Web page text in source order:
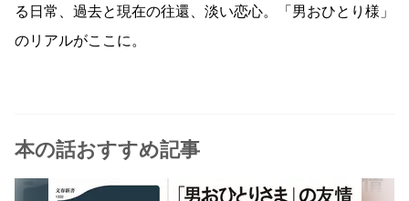
る日常、過去と現在の往還、淡い恋心。「男おひとり様」
のリアルがここに。
本の話おすすめ記事